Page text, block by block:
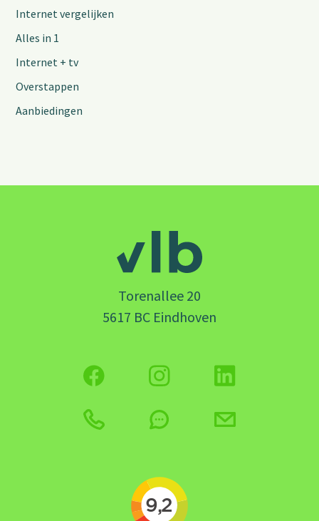
Internet vergelijken
Alles in 1
Internet + tv
Overstappen
Aanbiedingen
Torenallee 20
5617 BC Eindhoven